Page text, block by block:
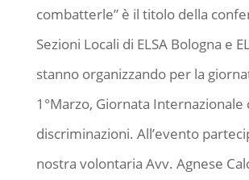
combatterle” è il titolo della
Sezioni Locali di ELSA Bologna e
stanno organizzando per la
1°Marzo, Giornata Internazionale
discriminazioni. All’evento
nostra volontaria Avv. Agnese